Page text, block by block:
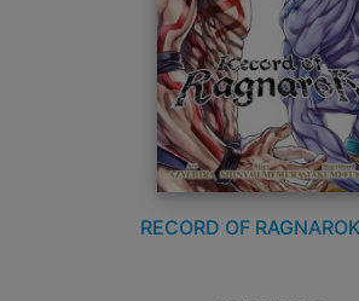
RECORD OF